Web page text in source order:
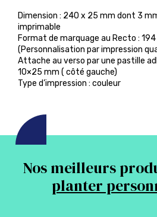
Dimension : 240 x 25 mm dont 3
imprimable
Format de marquage au Recto :
(Personnalisation par impression
Attache au verso par une pastille
10×25 mm ( côté gauche)
Type d’impression : couleur
Nos meilleurs
planter